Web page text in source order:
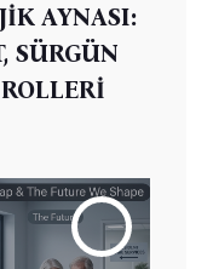
AYNASI:
SÜRGÜN